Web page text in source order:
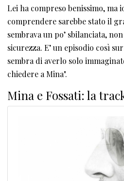
Lei ha compreso benissimo, ma
comprendere sarebbe stato il
sembrava un po’ sbilanciata,
sicurezza. E’ un episodio così
sembra di averlo solo
chiedere a Mina".
Mina e Fossati: la